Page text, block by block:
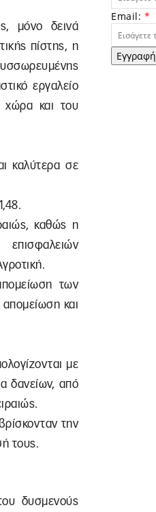
μόνο δεινά
πίστης, η
εργαλείο
χώρα και του
καλύτερα σε
καθώς η
των
και
με
δανείων, από
την
τους.
δυσμενούς
Email: *
Εγγραφή